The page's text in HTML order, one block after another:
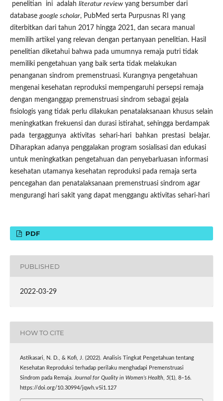
penelitian ini adalah literatur reviewyang bersumber dari
databasegoogle scholar, PubMed serta Purpusnas RI yang
diterbitkan dari tahun 2017 hingga 2021, dan secara manual
memilih artikel yang relevan dengan pertanyaan penelitian. Hasil
penelitian diketahui bahwa pada umumnya remaja putri tidak
memiliki pengetahuan yang baik serta tidak melakukan
penanganan sindrom premenstruasi. Kurangnya pengetahuan
mengenai kesehatan reproduksi mempengaruhi persepsi remaja
dengan menganggap premenstruasi sindrom sebagai gejala
fisiologis yang tidak perlu dilakukan penatalaksanaan khusus selain
meningkatkan frekuensi dan durasi istirahat, sehingga berdampak
pada tergaggunya aktivitas sehari-hari bahkan prestasi belajar.
Diharapkan adanya penggalakan program sosialisasi dan edukasi
untuk meningkatkan pengetahuan dan penyebarluasan informasi
kesehatan utamanya kesehatan reproduksi pada remaja serta
pencegahan dan penatalaksanaan premenstruasi sindrom agar
mengurangi hari sakit yang dapat menggangu aktivitas sehari-hari
PDF
PUBLISHED
2022-03-29
HOW TO CITE
Astikasari, N. D., & Kofi, J. (2022). Analisis Tingkat Pengetahuan tentang
Kesehatan Reproduksi terhadap perilaku menghadapi Premenstruasi
Sindrom pada Remaja. Journal for Quality in Women’s Health, 5(1), 8–16.
https://doi.org/10.30994/jqwh.v5i1.127